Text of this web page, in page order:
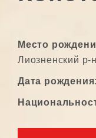
Место
Лиозненский р-
Дата рождения: